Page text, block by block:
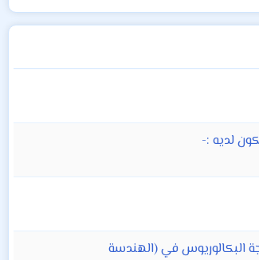
لديه :-
البكالوريوس في (الهندسة